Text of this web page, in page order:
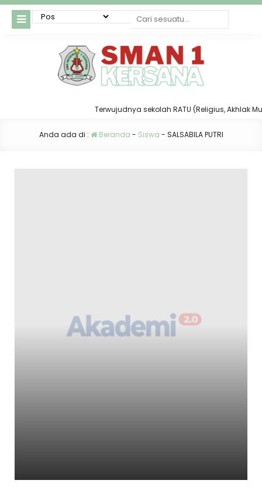
Terwujudnya sekolah RATU (Religius, Akhlak
Anda ada di : Beranda - Siswa - SALSABILA PUTRI